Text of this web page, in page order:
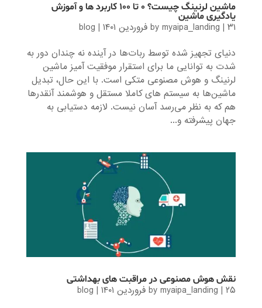
ماشین لرنینگ چیست؟ ۰ تا ۱۰۰ کاربرد ها و آموزش
یادگیری ماشین
bymyaipa_landing |۳۱ فروردین ۱۴۰۱ |
blog
دنیای تجهیز شده توسط ربات‌ها در آینده نه چندان دور به
شدت به توانایی ما برای استقرار موفقیت آمیز ماشین
لرنینگ و هوش مصنوعی متکی است. با این حال، تبدیل
ماشین‌‌ها به سیستم های کاملا مستقل و هوشمند آنقدرها
هم که به نظر می‌رسد آسان نیست. لازمه دستیابی به
جهان پیشرفته و...
نقش هوش مصنوعی در مراقبت های بهداشتی
bymyaipa_landing |۲۵ فروردین ۱۴۰۱ |
blog